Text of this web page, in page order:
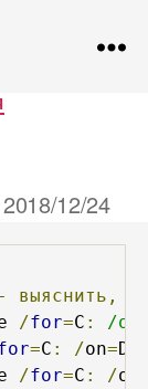
2018/12/24
- выяснить,
/for=C :
/
=C : /on=D
/for=C : /on